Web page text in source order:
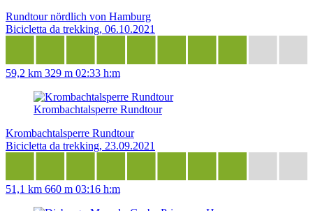
Rundtour nördlich von Hamburg
Bicicletta da trekking, 06.10.2021
59,2 km 329 m 02:33 h:m
Krombachtalsperre Rundtour
Krombachtalsperre Rundtour
Bicicletta da trekking, 23.09.2021
51,1 km 660 m 03:16 h:m